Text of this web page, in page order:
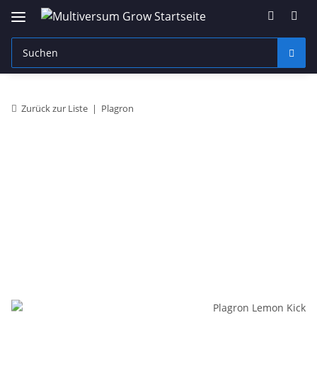
Zurück zur Liste Plagron